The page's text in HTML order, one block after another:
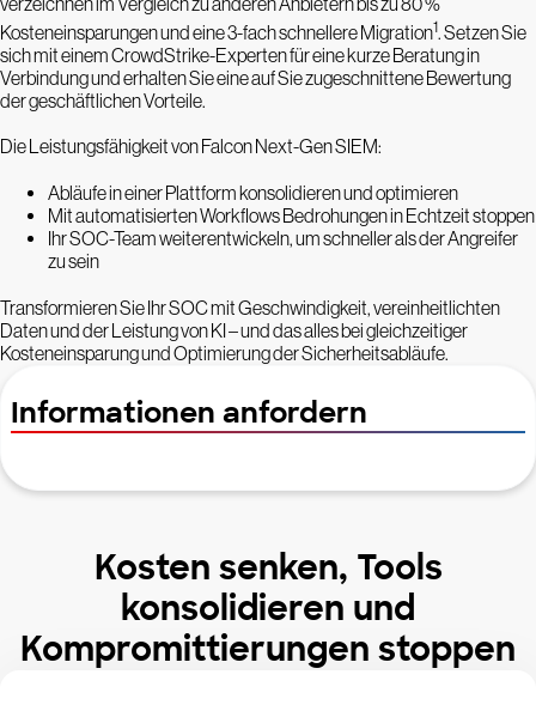
Kosteneinsparungen und eine 3-fach schnellere Migration1. Setzen Sie
sich mit einem CrowdStrike-Experten für eine kurze Beratung in
Verbindung und erhalten Sie eine auf Sie zugeschnittene Bewertung
der geschäftlichen Vorteile.
Die Leistungsfähigkeit von Falcon Next-Gen SIEM:
Abläufe in einer Plattform konsolidieren und optimieren
Mit automatisierten Workflows Bedrohungen in Echtzeit stoppen
Ihr SOC-Team weiterentwickeln, um schneller als der Angreifer
zu sein
Transformieren Sie Ihr SOC mit Geschwindigkeit, vereinheitlichten
Daten und der Leistung von KI – und das alles bei gleichzeitiger
Kosteneinsparung und Optimierung der Sicherheitsabläufe.
Informationen anfordern
Kosten senken, Tools
konsolidieren und
Kompromittierungen stoppen